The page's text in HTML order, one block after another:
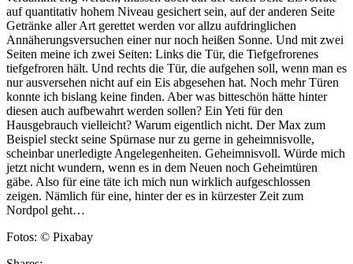
auf quantitativ hohem Niveau gesichert sein, auf der anderen Seite
Getränke aller Art gerettet werden vor allzu aufdringlichen
Annäherungsversuchen einer nur noch heißen Sonne. Und mit zwei
Seiten meine ich zwei Seiten: Links die Tür, die Tiefgefrorenes
tiefgefroren hält. Und rechts die Tür, die aufgehen soll, wenn man es
nur ausversehen nicht auf ein Eis abgesehen hat. Noch mehr Türen
konnte ich bislang keine finden. Aber was bitteschön hätte hinter
diesen auch aufbewahrt werden sollen? Ein Yeti für den
Hausgebrauch vielleicht? Warum eigentlich nicht. Der Max zum
Beispiel steckt seine Spürnase nur zu gerne in geheimnisvolle,
scheinbar unerledigte Angelegenheiten. Geheimnisvoll. Würde mich
jetzt nicht wundern, wenn es in dem Neuen noch Geheimtüren
gäbe. Also für eine täte ich mich nun wirklich aufgeschlossen
zeigen. Nämlich für eine, hinter der es in kürzester Zeit zum
Nordpol geht…
Fotos: © Pixabay